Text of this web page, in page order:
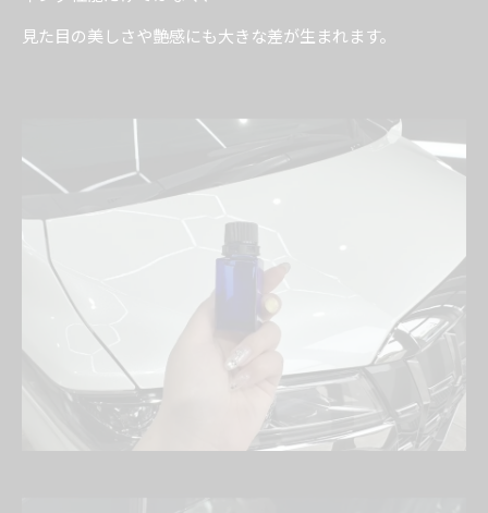
見た目の美しさや艶感にも大きな差が生まれます。